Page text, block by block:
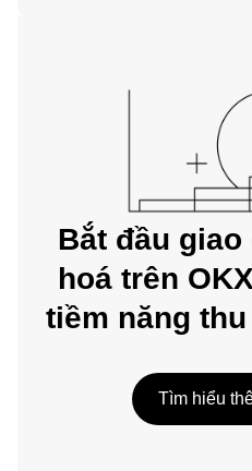
Bắt đầu
hoá trên
tiềm năng
Tìm hiểu